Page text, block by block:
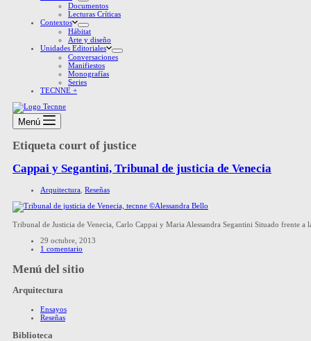
Documentos
Lecturas Críticas
Contextos
Hábitat
Arte y diseño
Unidades Editoriales
Conversaciones
Manifiestos
Monografías
Series
TECNNE +
Menú
Etiqueta court of justice
Cappai y Segantini, Tribunal de justicia de Venecia
Arquitectura Reseñas
Tribunal de Justicia de Venecia, Carlo Cappai y Maria Alessandra Segantini Situado frente
29 octubre, 2013
1 comentario
Menú del sitio
Arquitectura
Ensayos
Reseñas
Biblioteca